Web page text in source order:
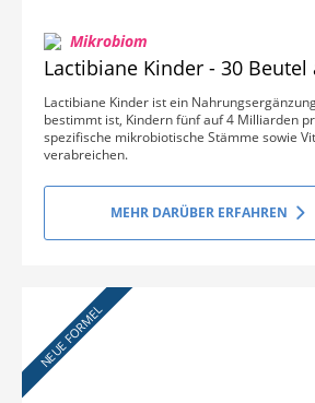
Mikrobiom
Lactibiane Kinder - 30 Beutel
Lactibiane Kinder ist ein
bestimmt ist, Kindern fünf auf 4 Milliarden
spezifische mikrobiotische Stämme sowie
verabreichen.
MEHR DARÜBER ERFAHREN
NEUE FORMEL